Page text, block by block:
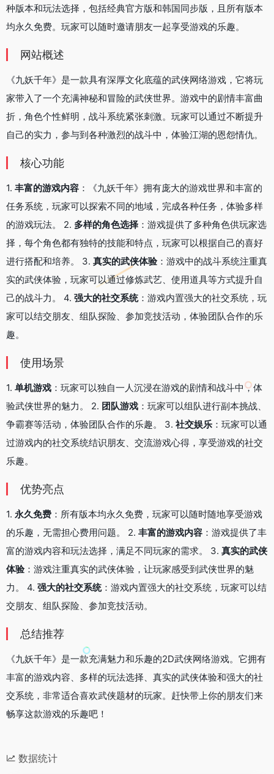
种版本和玩法选择，包括经典官方版和韩国同步版，且所有版本
均永久免费。玩家可以随时邀请朋友一起享受游戏的乐趣。
网站概述
《九妖千年》是一款具有深厚文化底蕴的武侠网络游戏，它将玩
家带入了一个充满神秘和冒险的武侠世界。游戏中的剧情丰富曲
折，角色个性鲜明，战斗系统紧张刺激。玩家可以通过不断提升
自己的实力，参与到各种激烈的战斗中，体验江湖的恩怨情仇。
核心功能
1. 丰富的游戏内容 ：《九妖千年》拥有庞大的游戏世界和丰富的
任务系统，玩家可以探索不同的地域，完成各种任务，体验多样
的游戏玩法。 2. 多样的角色选择 ：游戏提供了多种角色供玩家选
择，每个角色都有独特的技能和特点，玩家可以根据自己的喜好
进行搭配和培养。 3. 真实的武侠体验：游戏中的战斗系统注重真
实的武侠体验，玩家可以通过修炼武艺、使用道具等方式提升自
己的战斗力。 4. 强大的社交系统：游戏内置强大的社交系统，玩
家可以结交朋友、组队探险、参加竞技活动，体验团队合作的乐
趣。
使用场景
1. 单机游戏 ：玩家可以独自一人沉浸在游戏的剧情和战斗中，体
验武侠世界的魅力。 2. 团队游戏 ：玩家可以组队进行副本挑战、
争霸赛等活动，体验团队合作的乐趣。 3. 社交娱乐 ：玩家可以通
过游戏内的社交系统结识朋友、交流游戏心得，享受游戏的社交
乐趣。
优势亮点
1. 永久免费 ：所有版本均永久免费，玩家可以随时随地享受游戏
的乐趣，无需担心费用问题。 2. 丰富的游戏内容 ：游戏提供了丰
富的游戏内容和玩法选择，满足不同玩家的需求。 3. 真实的武侠
体验：游戏注重真实的武侠体验，让玩家感受到武侠世界的魅
力。 4. 强大的社交系统：游戏内置强大的社交系统，玩家可以结
交朋友、组队探险、参加竞技活动。
总结推荐
《九妖千年》是一款充满魅力和乐趣的2D武侠网络游戏。它拥有
丰富的游戏内容、多样的玩法选择、真实的武侠体验和强大的社
交系统，非常适合喜欢武侠题材的玩家。赶快带上你的朋友们来
畅享这款游戏的乐趣吧！
数据统计